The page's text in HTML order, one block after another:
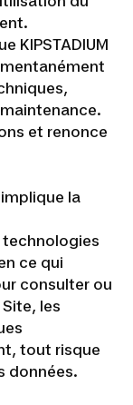
KIPSTADIUM
et renonce
la
ce qui
consulter ou
les
tout risque
données.